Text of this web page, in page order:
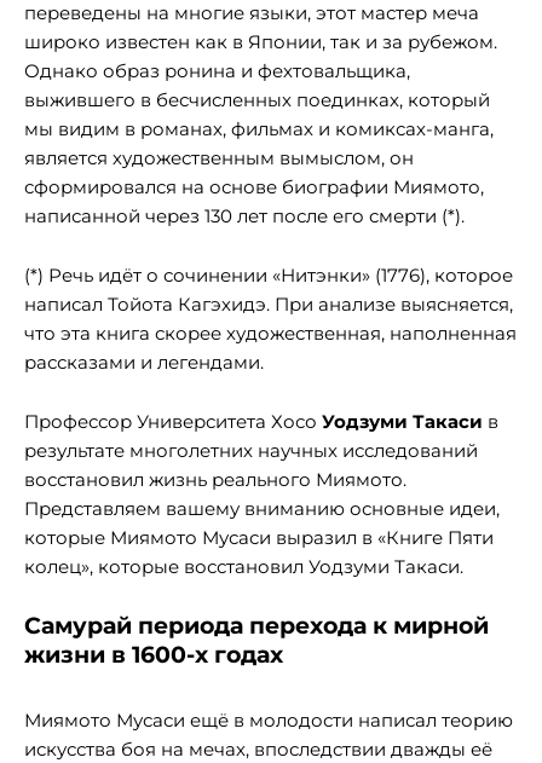
переведены на многие языки, этот мастер меча
широко известен как в Японии, так и за рубежом.
Однако образ ронина и фехтовальщика,
выжившего в бесчисленных поединках, который
мы видим в романах, фильмах и комиксах-манга,
является художественным вымыслом, он
сформировался на основе биографии Миямото,
написанной через 130 лет после его смерти (*).
(*) Речь идёт о сочинении «Нитэнки» (1776), которое
написал Тойота Кагэхидэ. При анализе выясняется,
что эта книга скорее художественная, наполненная
рассказами и легендами.
Профессор Университета Хосо Уодзуми Такаси в
результате многолетних научных исследований
восстановил жизнь реального Миямото.
Представляем вашему вниманию основные идеи,
которые Миямото Мусаси выразил в «Книге Пяти
колец», которые восстановил Уодзуми Такаси.
Самурай периода перехода к мирной
жизни в 1600-х годах
Миямото Мусаси ещё в молодости написал теорию
искусства боя на мечах, впоследствии дважды её